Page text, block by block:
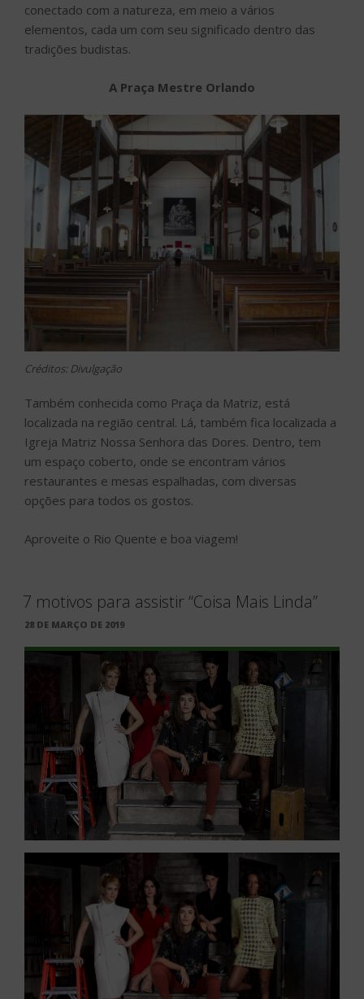
conectado com a natureza, em meio a vários
elementos, cada um com seu significado dentro das
tradições budistas.
A Praça Mestre Orlando
Créditos: Divulgação
Também conhecida como Praça da Matriz, está
localizada na região central. Lá, também fica localizada a
Igreja Matriz Nossa Senhora das Dores. Dentro, tem
um espaço coberto, onde se encontram vários
restaurantes e mesas espalhadas, com diversas
opções para todos os gostos.
Aproveite o Rio Quente e boa viagem!
7 motivos para assistir “Coisa Mais Linda”
PUBLICADO
28 DE MARÇO DE 2019